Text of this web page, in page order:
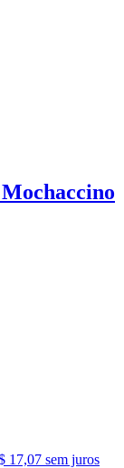
17,07 sem juros